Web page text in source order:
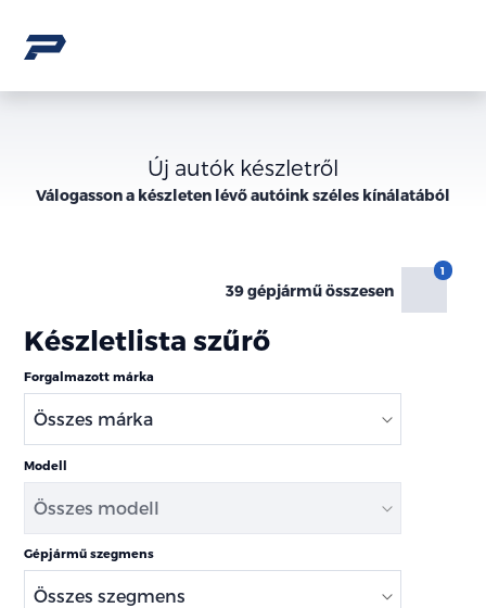
Új autók készletről
Válogasson a készleten lévőautóink széles kínálatából
39 gépjármű összesen
Készletlista szűrő
Forgalmazott márka
Modell
Gépjármű szegmens